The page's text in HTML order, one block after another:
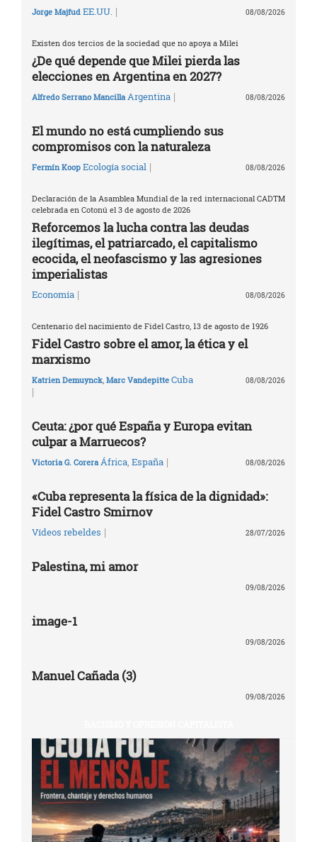
Jorge Majfud EE.UU. | 08/08/2026
Existen dos tercios de la sociedad que no apoya a Milei
¿De qué depende que Milei pierda las
elecciones en Argentina en 2027?
Alfredo Serrano Mancilla Argentina | 08/08/2026
El mundo no está cumpliendo sus
compromisos con la naturaleza
Fermín Koop Ecología social | 08/08/2026
Declaración de la Asamblea Mundial de la red internacional CADTM
celebrada en Cotonú el 3 de agosto de 2026
Reforcemos la lucha contra las deudas
ilegítimas, el patriarcado, el capitalismo
ecocida, el neofascismo y las agresiones
imperialistas
Economía | 08/08/2026
Centenario del nacimiento de Fidel Castro, 13 de agosto de 1926
Fidel Castro sobre el amor, la ética y el
marxismo
Katrien Demuynck, Marc Vandepitte Cuba
|
08/08/2026
Ceuta: ¿por qué España y Europa evitan
culpar a Marruecos?
Victoria G. Corera África España | 08/08/2026
«Cuba representa la física de la dignidad»:
Fidel Castro Smirnov
Vídeos rebeldes | 28/07/2026
Palestina, mi amor
09/08/2026
image-1
09/08/2026
Manuel Cañada (3)
09/08/2026